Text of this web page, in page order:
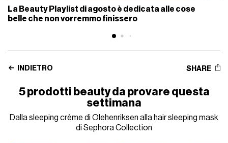
La Beauty Playlist di agosto è dedicata alle cose
belle che non vorremmo finissero
INDIETRO SHARE
5 prodotti beauty da provare questa
settimana
Dalla sleeping crème di Olehenriksen alla hair sleeping mask
di Sephora Collection